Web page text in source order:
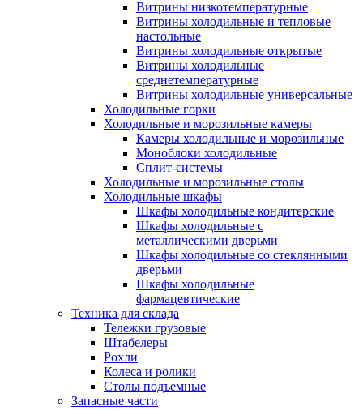
Витрины низкотемпературные
Витрины холодильные и тепловые
настольные
Витрины холодильные открытые
Витрины холодильные
среднетемпературные
Витрины холодильные универсальные
Холодильные горки
Холодильные и морозильные камеры
Камеры холодильные и морозильные
Моноблоки холодильные
Сплит-системы
Холодильные и морозильные столы
Холодильные шкафы
Шкафы холодильные кондитерские
Шкафы холодильные с
металлическими дверьми
Шкафы холодильные со стеклянными
дверьми
Шкафы холодильные
фармацевтические
Техника для склада
Тележки грузовые
Штабелеры
Рохли
Колеса и ролики
Столы подъемные
Запасные части